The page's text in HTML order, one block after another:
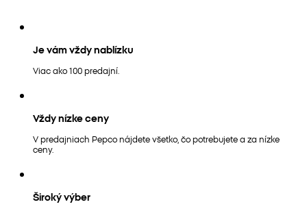
Je vám vždy nablízku
Viac ako 100 predajní.
Vždy nízke ceny
V predajniach Pepco nájdete všetko, čo potrebujete a za nízke
ceny.
Široký výber